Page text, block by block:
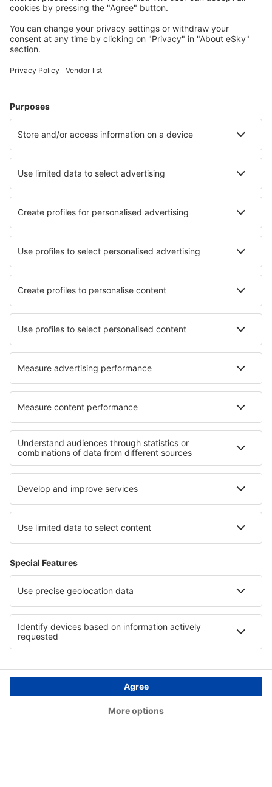
Melilla (MLN)
Menorca Mahón (MAH)
Pamplona (PNA)
Santander (SDR)
Vigo (VGO)
Barcelona
Murcia
San Pablo (SVQ)
Badajoz Talavera La Real (BJZ)
Tenerife Norte - Los Rodeos (TFN)
Tenerife Sur - Reina Sofia (TFS)
Valladolid (VLL)
Vila Do Porto (ZAZ)